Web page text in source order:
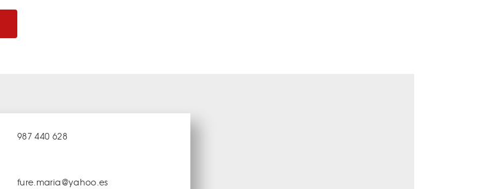
987 440 628
fure.maria@yahoo.es